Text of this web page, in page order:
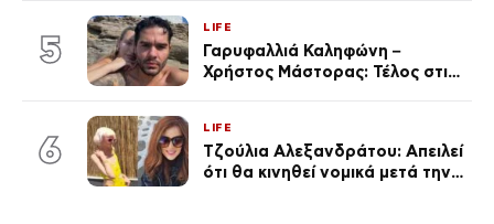
καθεμία…» (Βίντεο)
5
LIFE
Γαρυφαλλιά Καληφώνη –
Χρήστος Μάστορας: Τέλος στις
6
LIFE
Τζούλια Αλεξανδράτου: Απειλεί
ότι θα κινηθεί νομικά μετά την